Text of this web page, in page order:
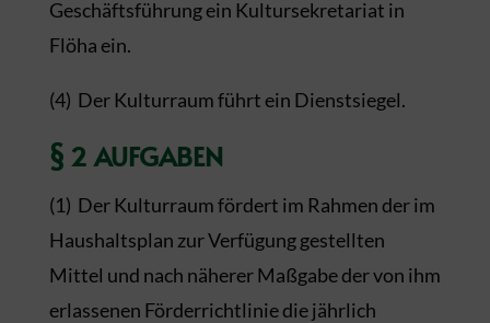
Geschäftsführung ein Kultursekretariat in
Flöha ein.
(4) Der Kulturraum führt ein Dienstsiegel.
§ 2 AUFGABEN
(1) Der Kulturraum fördert im Rahmen der im
Haushaltsplan zur Verfügung gestellten
Mittel und nach näherer Maßgabe der von ihm
erlassenen Förderrichtlinie die jährlich